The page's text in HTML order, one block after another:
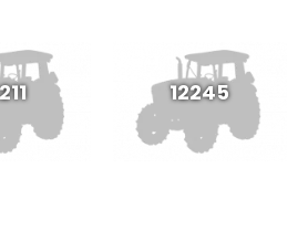
12245